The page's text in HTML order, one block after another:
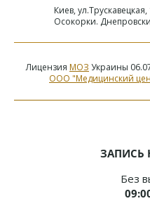
Киев,
Осокорки.
Лицензия МОЗ Украины
ООО "Медицинский
ЗАПИСЬ
Без